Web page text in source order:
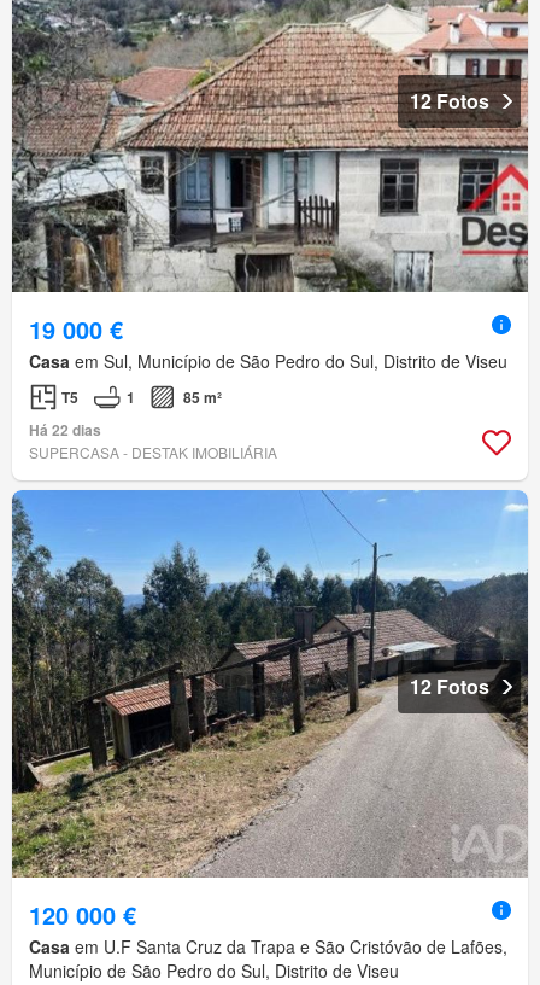
12 Fotos
19 000 €
Casa em Sul, Município de São Pedro do Sul, Distrito de Viseu
T5 1
85 m²
Há 22 dias
SUPERCASA - DESTAK IMOBILIÁRIA
12 Fotos
120 000 €
Casa em U.F Santa Cruz da Trapa e São Cristóvão de Lafões,
Município de São Pedro do Sul, Distrito de Viseu